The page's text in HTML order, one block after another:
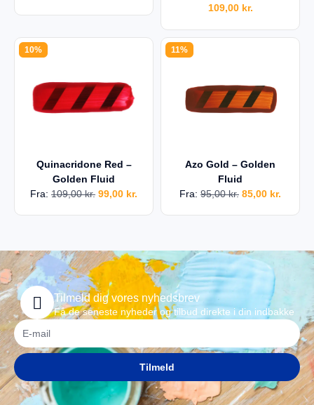
109,00 kr.
10%
Quinacridone Red –
Golden Fluid
Fra: 109,00kr. 99,00 kr.
11%
Azo Gold – Golden
Fluid
Fra: 95,00kr. 85,00 kr.
Tilmeld dig vores nyhedsbrev
Få de seneste nyheder og tilbud direkte i din indbakke
Tilmeld